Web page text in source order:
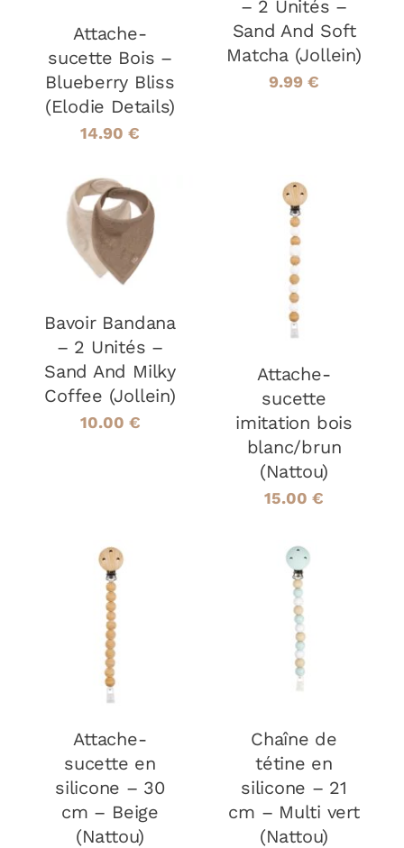
Attache-
sucette Bois –
Blueberry Bliss
(Elodie Details)
14.90 €
– 2 Unités –
Sand And Soft
Matcha (Jollein)
9.99 €
AJOUTER AU
PANIER
DÉTAILS
Bavoir Bandana
– 2 Unités –
Sand And Milky
Coffee (Jollein)
10.00 €
AJOUTER AU
PANIER
DÉTAILS
Attache-
sucette
imitation bois
blanc/brun
(Nattou)
15.00 €
AJOUTER AU
PANIER
DÉTAILS
Attache-
sucette en
silicone – 30
cm – Beige
(Nattou)
AJOUTER AU
PANIER
DÉTAILS
Chaîne de
tétine en
silicone – 21
cm – Multi vert
(Nattou)